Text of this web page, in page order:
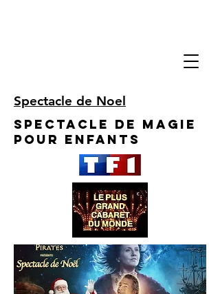
Spectacle de Noel
Spectacle de Magie
pour enfants